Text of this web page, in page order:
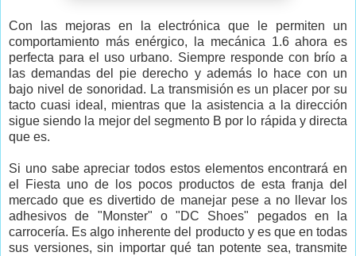
Con las mejoras en la electrónica que le permiten un
comportamiento más enérgico, la mecánica 1.6 ahora es
perfecta para el uso urbano. Siempre responde con brío a
las demandas del pie derecho y además lo hace con un
bajo nivel de sonoridad. La transmisión es un placer por su
tacto cuasi ideal, mientras que la asistencia a la dirección
sigue siendo la mejor del segmento B por lo rápida y directa
que es.
Si uno sabe apreciar todos estos elementos encontrará en
el Fiesta uno de los pocos productos de esta franja del
mercado que es divertido de manejar pese a no llevar los
adhesivos de "Monster" o "DC Shoes" pegados en la
carrocería. Es algo inherente del producto y es que en todas
sus versiones, sin importar qué tan potente sea, transmite